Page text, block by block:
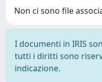
Non ci sono file
I documenti in IRIS
tutti i diritti sono
indicazione.